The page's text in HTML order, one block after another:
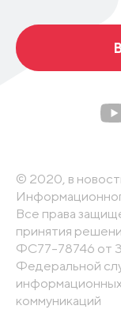
© 2020, в
Все права
принятия
ФС77-78746 от
Федеральной
коммуникаций